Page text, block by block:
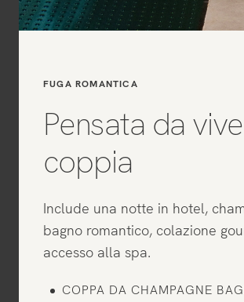
FUGA ROMANTICA
Pensata da
coppia
Include una notte in hotel,
bagno romantico, colazione
accesso alla spa.
COPPA DA CHAMPAGNE